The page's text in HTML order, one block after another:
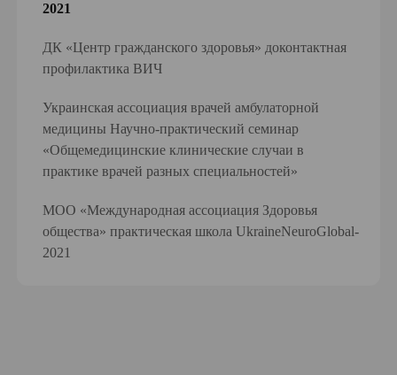
2021
ДК «Центр гражданского здоровья» доконтактная
профилактика ВИЧ
Украинская ассоциация врачей амбулаторной
медицины Научно-практический семинар
«Общемедицинские клинические случаи в
практике врачей разных специальностей»
МОО «Международная ассоциация Здоровья
общества» практическая школа UkraineNeuroGlobal-
2021